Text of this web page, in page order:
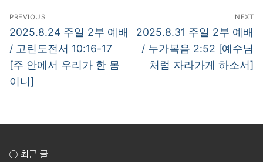
글
탐
색
PREVIOUS
Previous
post:
2025.8.24 주일 2부 예배
/ 고린도전서 10:16-17
[주 안에서 우리가 한 몸
이니]
NEXT
Next
post:
2025.8.31 주일 2부 예배
/ 누가복음 2:52 [예수님
처럼 자라가게 하소서]
○ 최근 글